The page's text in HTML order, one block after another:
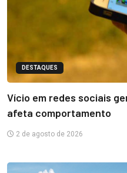
DESTAQUES
Vício em redes sociais
afeta comportamento
2 de agosto de 2026